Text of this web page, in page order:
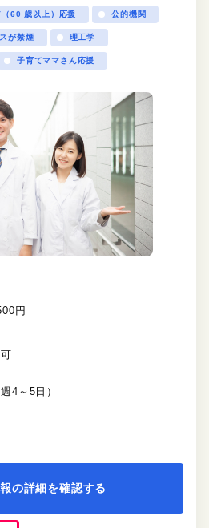
（60 歳以上）応援 公的機関
が禁煙 理工学
子育てママさん応援
円
4～5日）
の詳細を確認する